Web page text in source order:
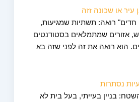
רואה: תשתיות שמגיעות,
אזורים שמתמלאים בסטודנטים
הוא רואה את זה לפני שזה בא
בניין בעייתי, בעל בית לא